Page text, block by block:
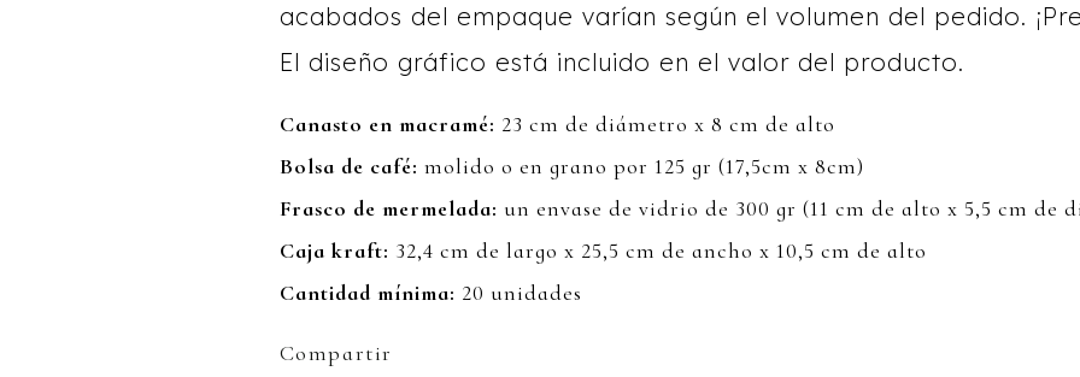
acabados del empaque varían según el volumen del pedido.
El diseño gráfico está incluido en el valor del producto.
Canasto en macramé: 23 cm de diámetro x 8 cm de alto
Bolsa de café: molido o en grano por 125 gr (17,5cm x 8cm)
Frasco de mermelada: un envase de vidrio de 300 gr (11 cm de alto x 5,5 cm de
Caja kraft: 32,4 cm de largo x 25,5 cm de ancho x 10,5 cm de alto
Cantidad mínima: 20 unidades
Compartir